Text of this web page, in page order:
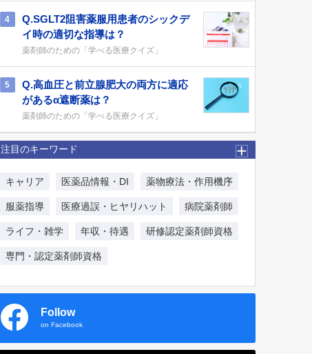
4
Q.SGLT2阻害薬服用患者のシックデ
イ時の適切な指導は？
薬剤師のための「学べる医療クイズ」
5
Q.高血圧と前立腺肥大の両方に適応
があるα遮断薬は？
薬剤師のための「学べる医療クイズ」
注目のキーワード
キャリア 医薬品情報・DI 薬物療法・作用機序
服薬指導 医療過誤・ヒヤリハット 病院薬剤師
ライフ・雑学 年収・待遇 研修認定薬剤師資格
専門・認定薬剤師資格
Follow
on Facebook